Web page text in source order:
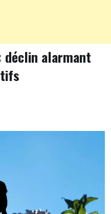
alarmant